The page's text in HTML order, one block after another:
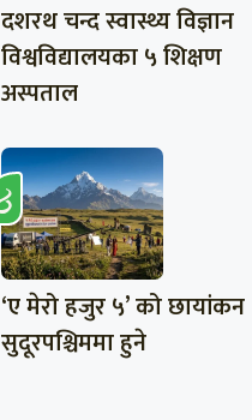
दशरथ चन्द स्वास्थ्य विज्ञान
विश्वविद्यालयका ५ शिक्षण
अस्पताल
‘ए मेरो हजुर ५’ को छायांकन
सुदूरपश्चिममा हुने